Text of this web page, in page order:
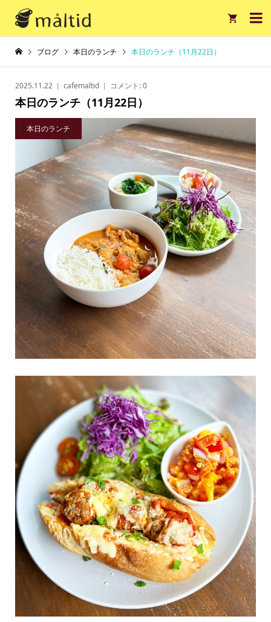

ブログ 本日のランチ 本日のランチ（11月22日）
2025.11.22 cafemaltid コメント:0
本日のランチ（11月22日）
本日のランチ